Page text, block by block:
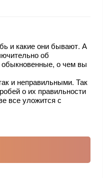
и какие они бывают. А
об
обыкновенные, о чем вы
и неправильными. Так
о их правильности
все уложится с